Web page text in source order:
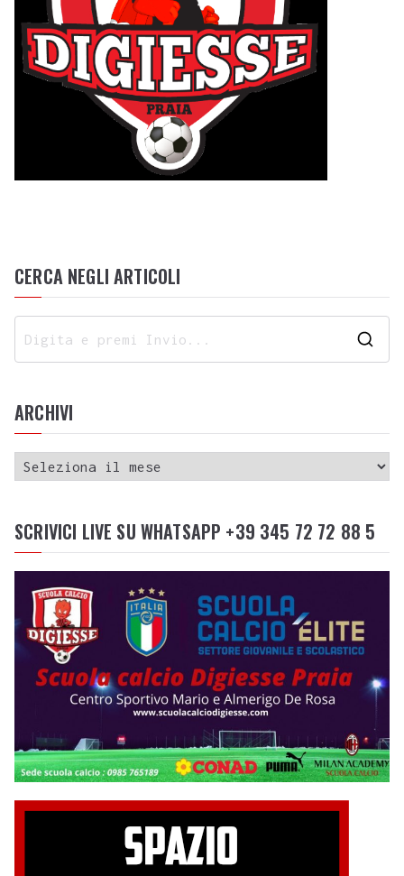
CERCA NEGLI ARTICOLI
ARCHIVI
SCRIVICI LIVE SU WHATSAPP +39 345 72 72 88 5